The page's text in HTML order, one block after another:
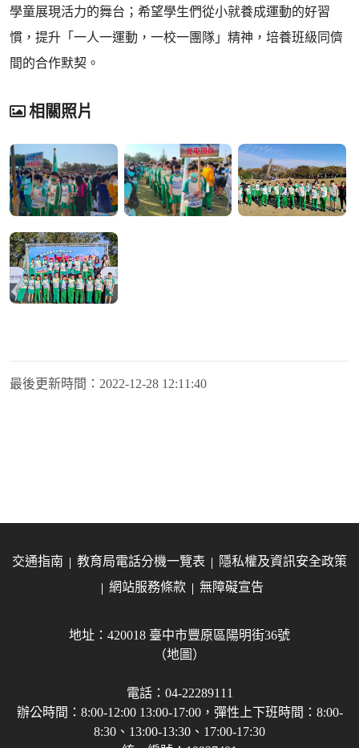
學童展現活力的舞台；希望學生們從小就養成運動的好習
慣，提升「一人一運動，一校一團隊」精神，培養班級同儕
間的合作默契。
相關照片
最後更新時間： 2022-12-28 12:11:40
交通指南 教育局電話分機一覽表
隱私權及資訊安全政策
網站服務條款
無障礙宣告
地址：420018 臺中市豐原區陽明街36號
（地圖）
電話：04-22289111
辦公時間：8:00-12:00 13:00-17:00，彈性上下班時間：8:00-
8:30、13:00-13:30、17:00-17:30